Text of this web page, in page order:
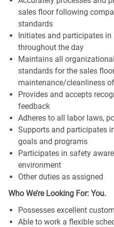
sales floor following
standards
Initiates and participates in
throughout the day
Maintains all
standards for the sales
maintenance/cleanliness
Provides and accepts
feedback
Adheres to all labor laws,
Supports and participates
goals and programs
Participates in safety
environment
Other duties as assigned
Who We’re Looking For: You.
Possesses excellent
Able to work a flexible